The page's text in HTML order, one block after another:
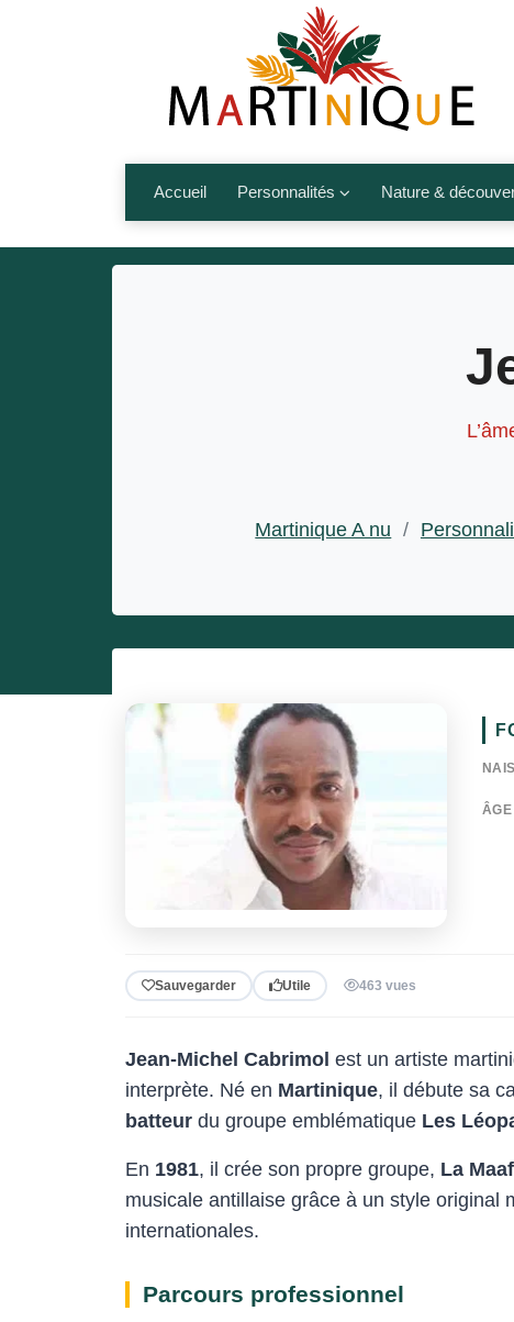
Accueil Personnalités
Artistes
Nature &
Fleurs, fruits,
Montagnes et
Martinique A nu /
ÂGE
Sauvegarder Utile 463 vues
Jean-Michel Cabrimol est un artiste
interprète. Né en Martinique, il débute sa
batteur du groupe emblématique Les
En 1981, il crée son propre groupe, La
musicale antillaise grâce à un style original
internationales.
Parcours professionnel